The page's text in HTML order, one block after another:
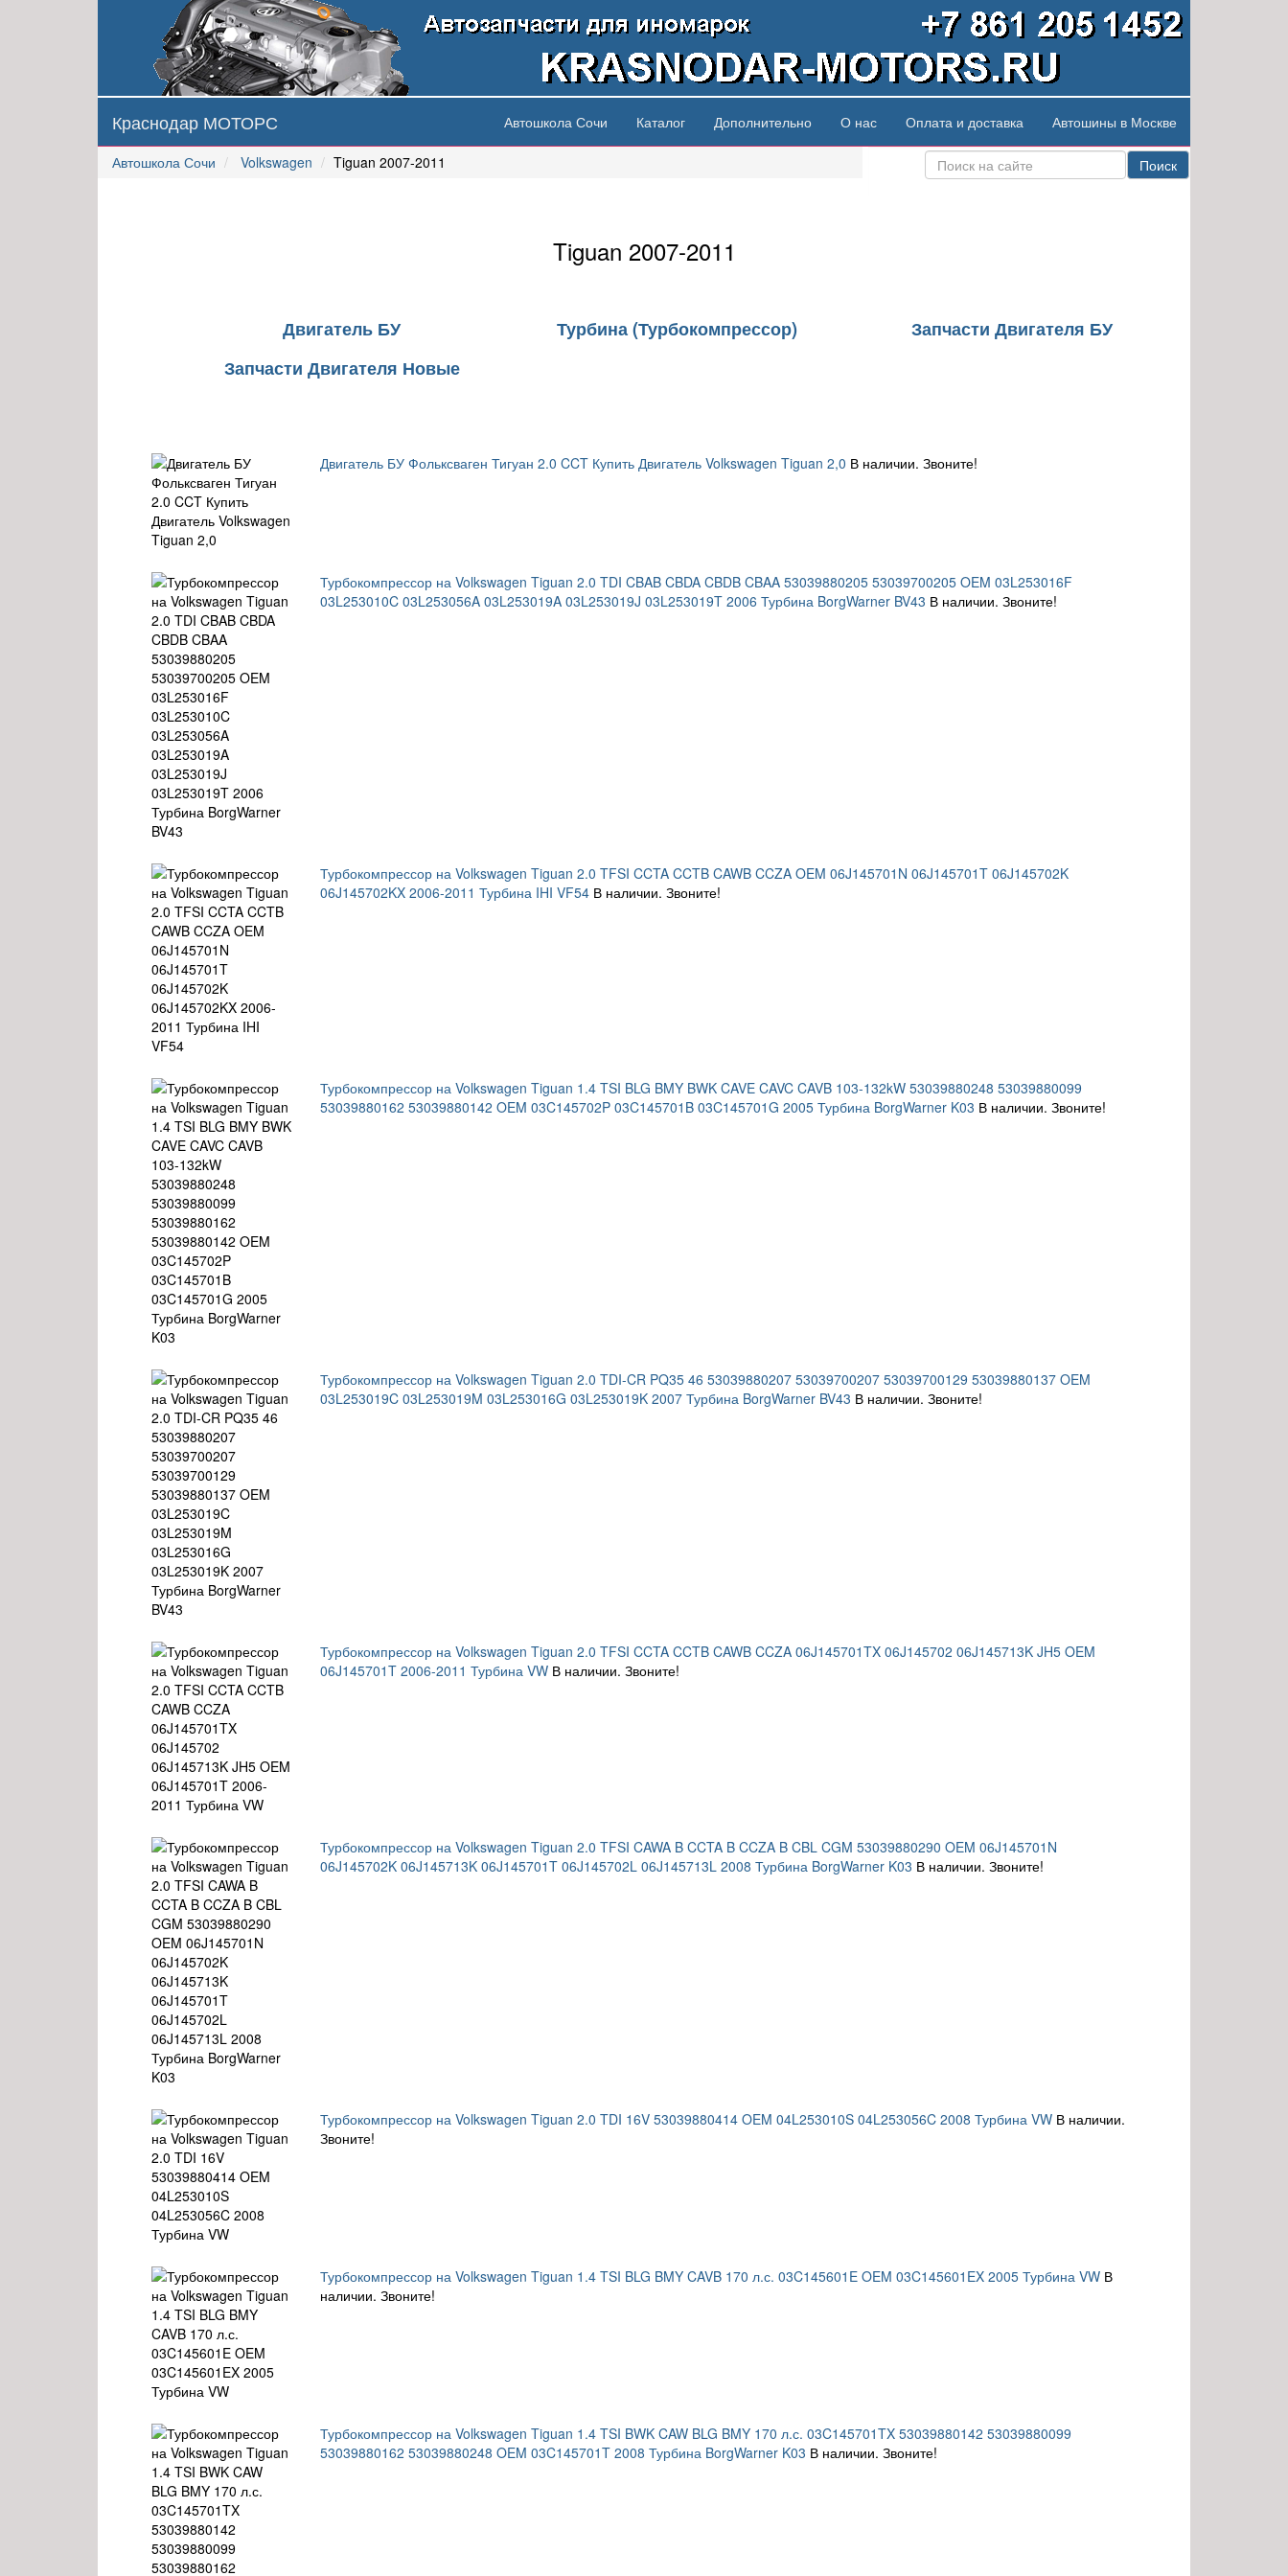
Краснодар МОТОРС Автошкола Сочи Каталог Дополнительно О нас Оплата и доставка Автошины в Москве
Автошкола Сочи Volkswagen Tiguan 2007-2011 Поиск
Tiguan 2007-2011
Двигатель БУ Турбина (Турбокомпрессор)
Запчасти Двигателя БУ
Запчасти Двигателя Новые
Двигатель БУ Фольксваген Тигуан 2.0 CCT Купить Двигатель Volkswagen Tiguan 2,0 В наличии. Звоните!
Турбокомпрессор на Volkswagen Tiguan 2.0 TDI CBAB CBDA CBDB CBAA 53039880205 53039700205 OEM 03L253016F
03L253010C 03L253056A 03L253019A 03L253019J 03L253019T 2006 Турбина BorgWarner BV43 В наличии. Звоните!
Турбокомпрессор на Volkswagen Tiguan 2.0 TFSI CCTA CCTB CAWB CCZA OEM 06J145701N 06J145701T 06J145702K
06J145702KX 2006-2011 Турбина IHI VF54 В наличии. Звоните!
Турбокомпрессор на Volkswagen Tiguan 1.4 TSI BLG BMY BWK CAVE CAVC CAVB 103-132kW 53039880248 53039880099
53039880162 53039880142 OEM 03C145702P 03C145701B 03C145701G 2005 Турбина BorgWarner K03 В наличии. Звоните!
Турбокомпрессор на Volkswagen Tiguan 2.0 TDI-CR PQ35 46 53039880207 53039700207 53039700129 53039880137 OEM
03L253019C 03L253019M 03L253016G 03L253019K 2007 Турбина BorgWarner BV43 В наличии. Звоните!
Турбокомпрессор на Volkswagen Tiguan 2.0 TFSI CCTA CCTB CAWB CCZA 06J145701TX 06J145702 06J145713K JH5 OEM
06J145701T 2006-2011 Турбина VW В наличии. Звоните!
Турбокомпрессор на Volkswagen Tiguan 2.0 TFSI CAWA B CCTA B CCZA B CBL CGM 53039880290 OEM 06J145701N
06J145702K 06J145713K 06J145701T 06J145702L 06J145713L 2008 Турбина BorgWarner K03 В наличии. Звоните!
Турбокомпрессор на Volkswagen Tiguan 2.0 TDI 16V 53039880414 OEM 04L253010S 04L253056C 2008 Турбина VW В наличии.
Звоните!
Турбокомпрессор на Volkswagen Tiguan 1.4 TSI BLG BMY CAVB 170 л.с. 03C145601E OEM 03C145601EX 2005 Турбина VW В
наличии. Звоните!
Турбокомпрессор на Volkswagen Tiguan 1.4 TSI BWK CAW BLG BMY 170 л.с. 03C145701TX 53039880142 53039880099
53039880162 53039880248 OEM 03C145701T 2008 Турбина BorgWarner K03 В наличии. Звоните!